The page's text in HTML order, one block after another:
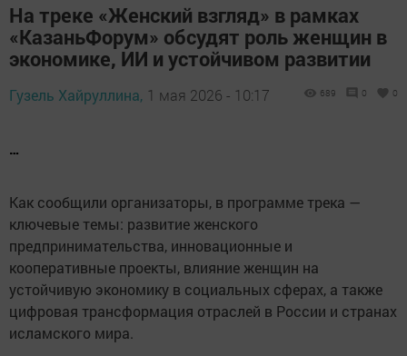
На треке «Женский взгляд» в рамках
«КазаньФорум» обсудят роль женщин в
экономике, ИИ и устойчивом развитии
Гузель Хайруллина, 1 мая 2026 - 10:17 689 0 0
…
Как сообщили организаторы, в программе трека —
ключевые темы: развитие женского
предпринимательства, инновационные и
кооперативные проекты, влияние женщин на
устойчивую экономику в социальных сферах, а также
цифровая трансформация отраслей в России и странах
исламского мира.